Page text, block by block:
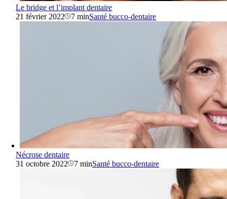
Le bridge et l’implant dentaire
21 février 2022
7 minSanté bucco-dentaire
Nécrose dentaire
31 octobre 2022
7 minSanté bucco-dentaire